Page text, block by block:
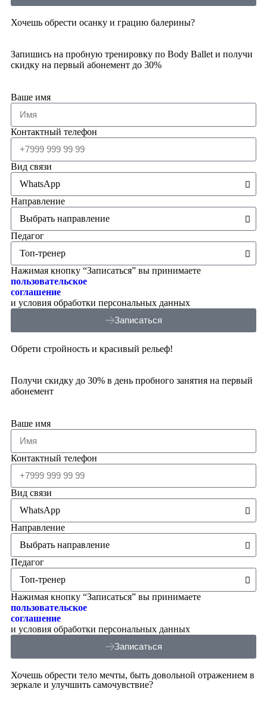
Хочешь обрести осанку и грацию балерины?
Запишись на пробную тренировку по Body Ballet и получи
скидку на первый абонемент до 30%
Ваше имя
Контактный телефон
Вид связи
Направление
Педагог
Нажимая кнопку “Записаться” вы принимаете
пользовательское
соглашение
и условия обработки персональных данных
Записаться
Обрети стройность и красивый рельеф!
Получи скидку до 30% в день пробного занятия на первый
абонемент
Ваше имя
Контактный телефон
Вид связи
Направление
Педагог
Нажимая кнопку “Записаться” вы принимаете
пользовательское
соглашение
и условия обработки персональных данных
Записаться
Хочешь обрести тело мечты, быть довольной отражением в
зеркале и улучшить самочувствие?